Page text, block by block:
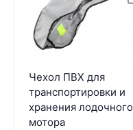
Чехол ПВХ для
транспортировки и
хранения лодочного
мотора